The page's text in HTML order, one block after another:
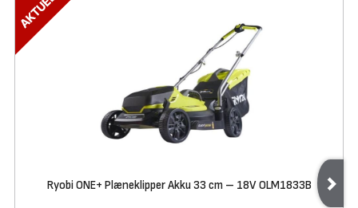
Ryobi ONE+ Plæneklipper Akku 33 cm – 18V OLM1833B